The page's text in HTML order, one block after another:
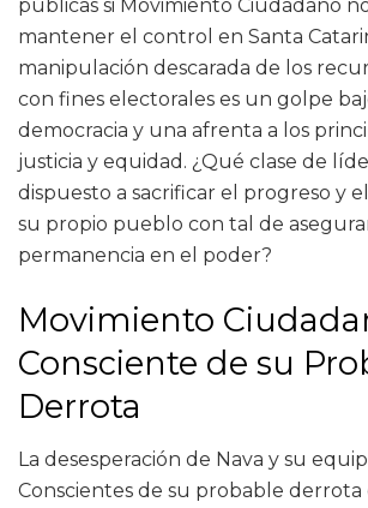
públicas si Movimiento Ciudadano
mantener el control en Santa
manipulación descarada de los
con fines electorales es un golpe
democracia y una afrenta a los
justicia y equidad. ¿Qué clase de
dispuesto a sacrificar el progreso y
su propio pueblo con tal de
permanencia en el poder?
Movimiento
Consciente de su
Derrota
La desesperación de Nava y su
Conscientes de su probable derrota